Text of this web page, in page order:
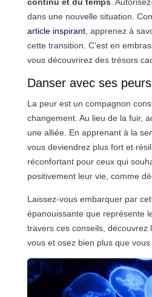
dans une nouvelle situation.
article inspirant, apprenez à
cette transition. C’est en
vous découvrirez des trésors
Danser avec ses peurs
La peur est un compagnon
changement. Au lieu de la fuir,
une alliée. En apprenant à la
vous deviendrez plus fort et
réconfortant pour ceux qui
positivement leur vie, comme
Laissez-vous embarquer par
épanouissante que représente
travers ces conseils, découvrez
vous et osez bien plus que vous